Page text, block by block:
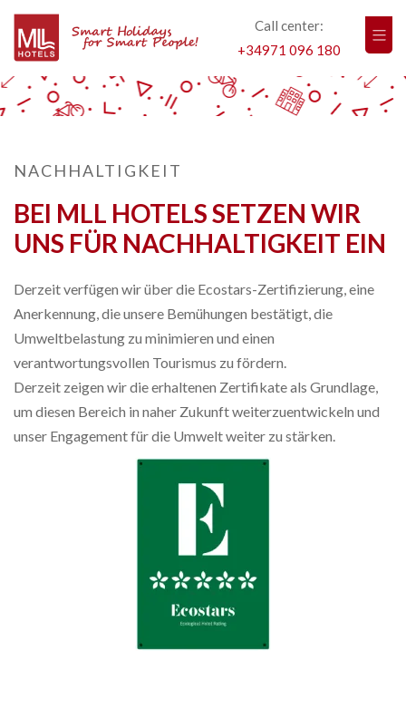
Call center:
+34971 096 180
NACHHALTIGKEIT
BEI MLL HOTELS SETZEN WIR
UNS FÜR NACHHALTIGKEIT EIN
Derzeit verfügen wir über die Ecostars-Zertifizierung, eine
Anerkennung, die unsere Bemühungen bestätigt, die
Umweltbelastung zu minimieren und einen
verantwortungsvollen Tourismus zu fördern.
Derzeit zeigen wir die erhaltenen Zertifikate als Grundlage,
um diesen Bereich in naher Zukunft weiterzuentwickeln und
unser Engagement für die Umwelt weiter zu stärken.